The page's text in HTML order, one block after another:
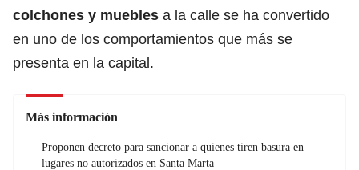
colchones y muebles a la calle se ha convertido
en uno de los comportamientos que más se
presenta en la capital.
Más información
Proponen decreto para sancionar a quienes tiren basura en
lugares no autorizados en Santa Marta